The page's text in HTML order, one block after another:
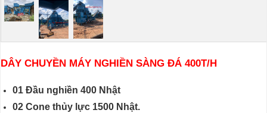
DÂY CHUYỀN MÁY NGHIỀN SÀNG ĐÁ 400T/H
01 Đầu nghiền 400 Nhật
02 Cone thủy lực 1500 Nhật.